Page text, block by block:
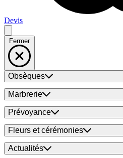
Devis
Fermer
Obsèques
Marbrerie
Prévoyance
Fleurs et cérémonies
Actualités